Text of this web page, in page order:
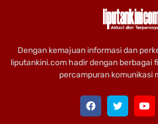
Dengan kemajuan informasi dan
liputankini.com hadir dengan berbagai
percampuran komunikasi